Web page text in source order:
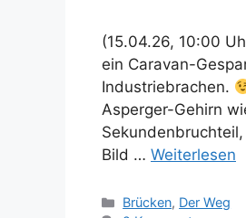
(15.04.26, 10:00
ein Caravan-
Industriebrachen.
Asperger-Gehirn
Bild … Weiterlesen
Kategorien
Brücken, Der Weg